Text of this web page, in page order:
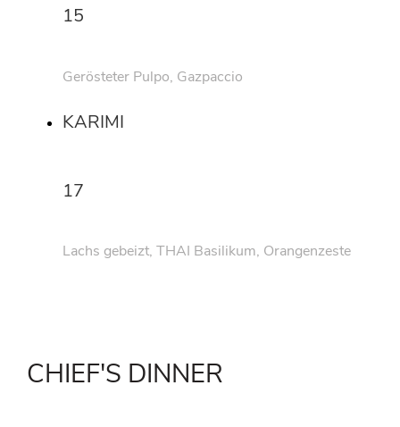
15
Gerösteter Pulpo, Gazpaccio
KARIMI
17
Lachs gebeizt, THAI Basilikum, Orangenzeste
CHIEF'S DINNER